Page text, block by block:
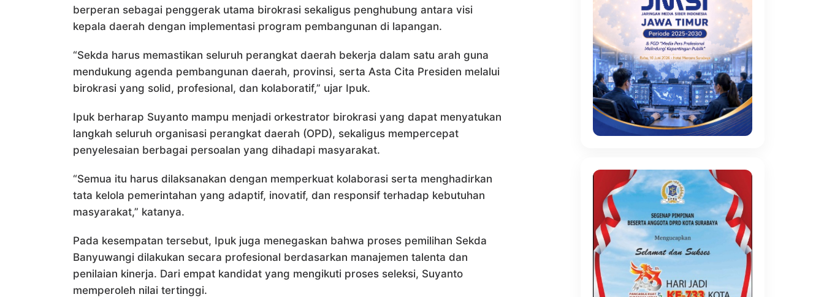
berperan sebagai penggerak utama birokrasi sekaligus penghubung antara visi
kepala daerah dengan implementasi program pembangunan di lapangan.
“Sekda harus memastikan seluruh perangkat daerah bekerja dalam satu arah guna
mendukung agenda pembangunan daerah, provinsi, serta Asta Cita Presiden melalui
birokrasi yang solid, profesional, dan kolaboratif,” ujar Ipuk.
Ipuk berharap Suyanto mampu menjadi orkestrator birokrasi yang dapat menyatukan
langkah seluruh organisasi perangkat daerah (OPD), sekaligus mempercepat
penyelesaian berbagai persoalan yang dihadapi masyarakat.
“Semua itu harus dilaksanakan dengan memperkuat kolaborasi serta menghadirkan
tata kelola pemerintahan yang adaptif, inovatif, dan responsif terhadap kebutuhan
masyarakat,” katanya.
Pada kesempatan tersebut, Ipuk juga menegaskan bahwa proses pemilihan Sekda
Banyuwangi dilakukan secara profesional berdasarkan manajemen talenta dan
penilaian kinerja. Dari empat kandidat yang mengikuti proses seleksi, Suyanto
memperoleh nilai tertinggi.